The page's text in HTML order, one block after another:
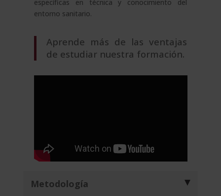
específicas en técnica y conocimiento del
entorno sanitario.
Aprende más de las ventajas
de estudiar nuestra formación.
Metodología